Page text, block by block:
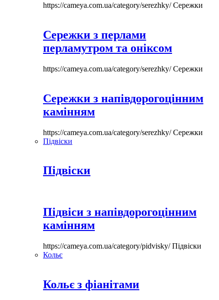
https://cameya.com.ua/category/serezhky/Сережки
Сережки з перлами
перламутром та оніксом
https://cameya.com.ua/category/serezhky/Сережки
Сережки з напівдорогоцінним
камінням
https://cameya.com.ua/category/serezhky/Сережки
Підвіски
Підвіски
Підвіси з напівдорогоцінним
камінням
https://cameya.com.ua/category/pidvisky/Підвіски
Кольє
Кольє з фіанітами